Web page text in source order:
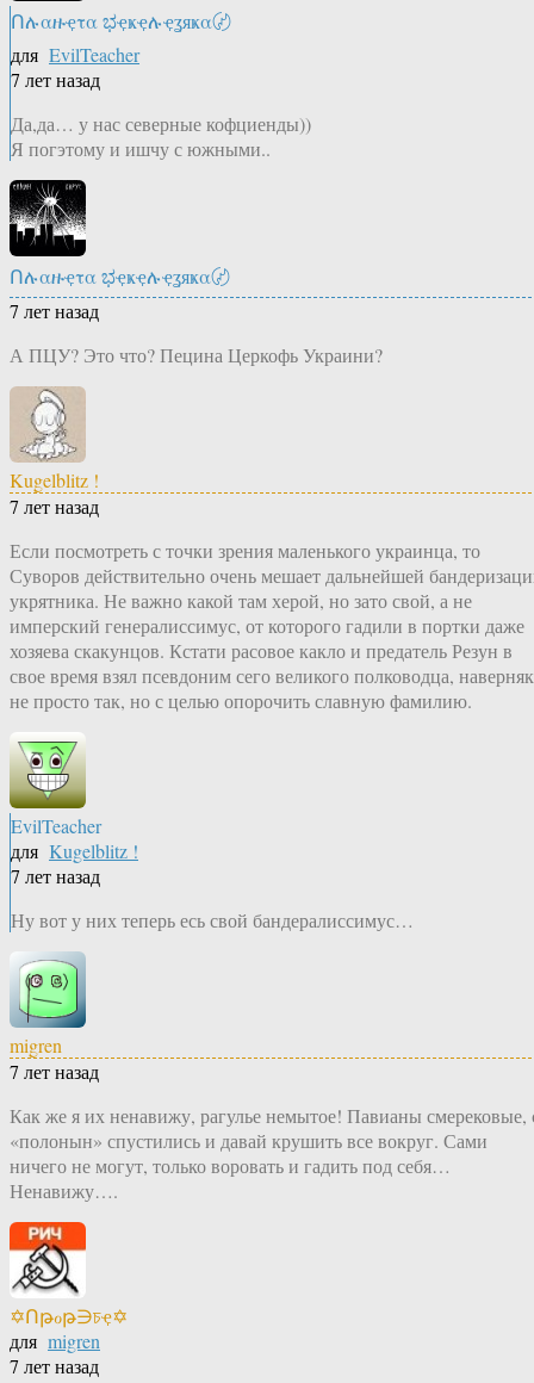
Ոሉαዙҿτα ಭҿҝҿሉҿʓяҝα〄
для EvilTeacher
7 лет назад
Да,да… у нас северные кофциенды))
Я погэтому и ишчу с южными..
Ոሉαዙҿτα ಭҿҝҿሉҿʓяҝα〄
7 лет назад
А ПЦУ? Это что? Пецина Церкофь Украини?
Kugelblitz !
7 лет назад
Если посмотреть с точки зрения маленького украинца, то
Суворов действительно очень мешает дальнейшей
укрятника. Не важно какой там херой, но зато свой, а не
имперский генералиссимус, от которого гадили в портки даже
хозяева скакунцов. Кстати расовое какло и предатель Резун в
свое время взял псевдоним сего великого полководца,
не просто так, но с целью опорочить славную фамилию.
EvilTeacher
для Kugelblitz !
7 лет назад
Ну вот у них теперь есь свой бандералиссимус…
migren
7 лет назад
Как же я их ненавижу, рагулье немытое! Павианы смерековые,
«полонын» спустились и давай крушить все вокруг. Сами
ничего не могут, только воровать и гадить под себя…
Ненавижу….
✡Ոթℴթ∋চҿ✡
для migren
7 лет назад